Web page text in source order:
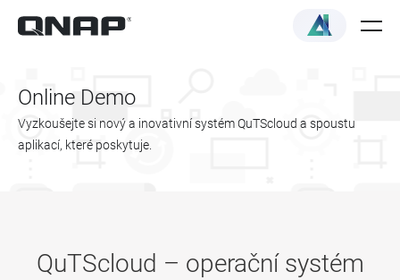
Online Demo
Vyzkoušejte si nový a inovativní systém QuTScloud a spoustu
aplikací, které poskytuje.
QuTScloud – operační systém